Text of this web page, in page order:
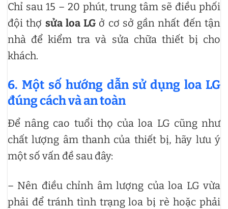
Chỉ sau 15 – 20 phút, trung tâm sẽ điều phối
đội thợ sửa loa LG ở cơ sở gần nhất đến tận
nhà để kiểm tra và sửa chữa thiết bị cho
khách.
6. Một số hướng dẫn sử dụng loa LG
đúng cách và an toàn
Để nâng cao tuổi thọ của loa LG cũng như
chất lượng âm thanh của thiết bị, hãy lưu ý
một số vấn đề sau đây:
– Nên điều chỉnh âm lượng của loa LG vừa
phải để tránh tình trạng loa bị rè hoặc phải